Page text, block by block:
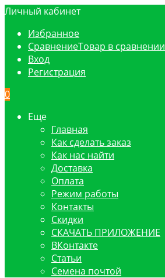
Личный кабинет
Избранное
СравнениеТовар в сравнении
Вход
Регистрация
0
Еще
Главная
Как сделать заказ
Как нас найти
Доставка
Оплата
Режим работы
Контакты
Скидки
СКАЧАТЬ ПРИЛОЖЕНИЕ
ВКонтакте
Статьи
Семена почтой